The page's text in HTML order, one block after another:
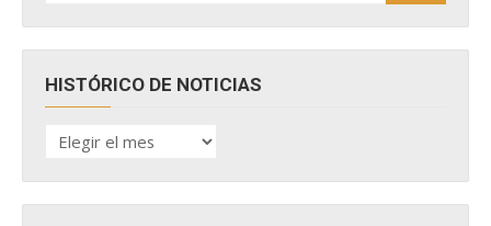
HISTÓRICO DE NOTICIAS
HISTÓRICO
DE